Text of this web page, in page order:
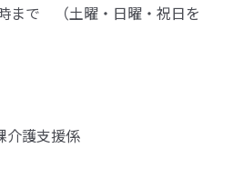
まで （土曜・日曜・祝日を
介護支援係